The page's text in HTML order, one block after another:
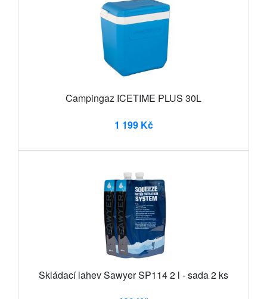
Campingaz ICETIME PLUS 30L
1 199 Kč
Skládací lahev Sawyer SP114 2 l - sada 2 ks